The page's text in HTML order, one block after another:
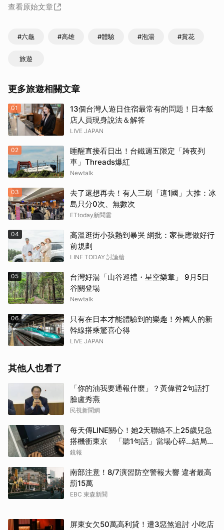
查看原始文章
#六龜 #高雄 #體驗 #泡湯 #賞花
旅遊
更多旅遊相關文章
01
13個台灣人遊日住宿最常有的問題！日本飯
店人員現身說法＆解答
LIVE JAPAN
02
睡醒直接看日出！台鐵週五限定「跨夜列
車」Threads爆紅
Newtalk
03
去了還想再去！有人三刷「這1國」大推：冰
島只分0次、無數次
ETtoday新聞雲
04
高溫逛街小孩熱到暴哭 網批：家長應做好行
前規劃
LINE TODAY 討論牆
05
台灣好湯「山谷巡禮・星空樂章」 9月5日
谷關登場
Newtalk
06
只有在日本才能體驗到的樂趣！外國人的新
幹線搭乘驚喜心得
LIVE JAPAN
其他人也看了
「你的油我要通報什麼」？黃偉哲2句話打
臉盧秀燕
民視新聞網
每天傳LINE關心！她2天聯絡不上25歲兒急
搭機衝東京 「聽1句話」當場心碎...結局看
哭網
鏡報
南部注意！8/7演習防空警報大響 違者最高
罰15萬
EBC 東森新聞
屏東女欠50萬高利貸！遭3惡煞追討 小吃店